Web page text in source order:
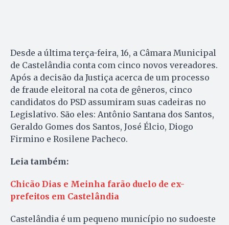
Desde a última terça-feira, 16, a Câmara Municipal
de Castelândia conta com cinco novos vereadores.
Após a decisão da Justiça acerca de um processo
de fraude eleitoral na cota de gêneros, cinco
candidatos do PSD assumiram suas cadeiras no
Legislativo. São eles: Antônio Santana dos Santos,
Geraldo Gomes dos Santos, José Élcio, Diogo
Firmino e Rosilene Pacheco.
Leia também:
Chicão Dias e Meinha farão duelo de ex-
prefeitos em Castelândia
Castelândia é um pequeno município no sudoeste